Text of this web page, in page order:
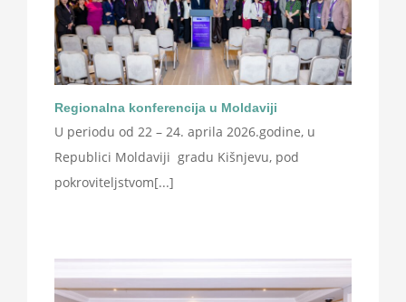
Regionalna konferencija u Moldaviji
U periodu od 22 – 24. aprila 2026.godine, u
Republici Moldaviji gradu Kišnjevu, pod
pokroviteljstvom[...]